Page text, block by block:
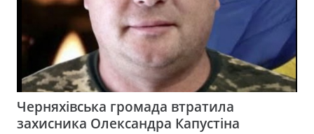
Черняхівська громада втратила
захисника Олександра Капустіна